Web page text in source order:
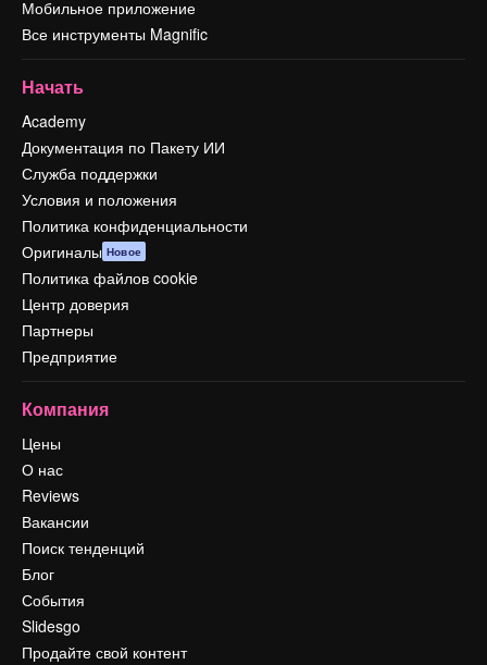
Мобильное приложение
Все инструменты Magnific
Начать
Academy
Документация по Пакету ИИ
Служба поддержки
Условия и положения
Политика конфиденциальности
Оригиналы Новое
Политика файлов cookie
Центр доверия
Партнеры
Предприятие
Компания
Цены
О нас
Reviews
Вакансии
Поиск тенденций
Блог
События
Slidesgo
Продайте свой контент